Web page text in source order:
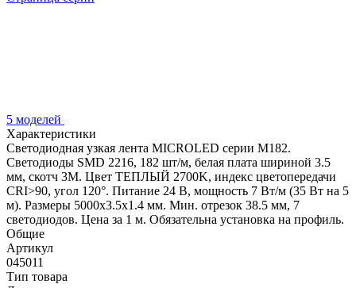
5 моделей
Характеристики
Светодиодная узкая лента MICROLED серии M182.
Светодиоды SMD 2216, 182 шт/м, белая плата шириной 3.5
мм, скотч 3M. Цвет ТЕПЛЫЙ 2700K, индекс цветопередачи
CRI>90, угол 120°. Питание 24 В, мощность 7 Вт/м (35 Вт на 5
м). Размеры 5000х3.5х1.4 мм. Мин. отрезок 38.5 мм, 7
светодиодов. Цена за 1 м. Обязательна установка на профиль.
Общие
Артикул
045011
Тип товара